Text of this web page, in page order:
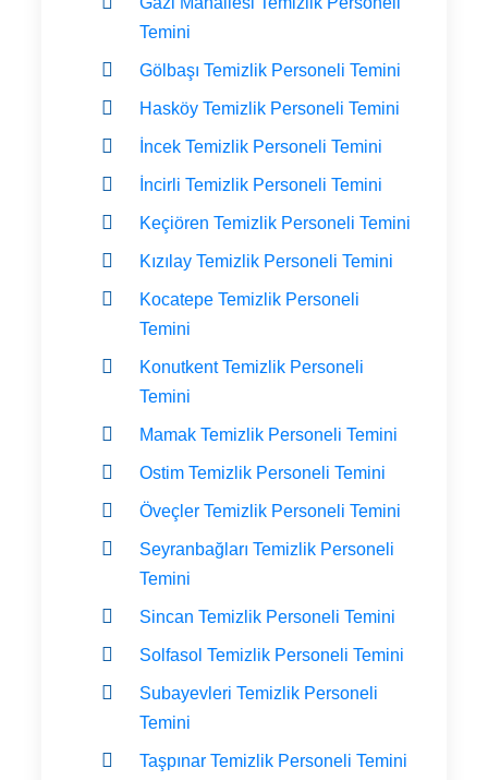
Temini
Gölbaşı Temizlik Personeli Temini
Hasköy Temizlik Personeli Temini
İncek Temizlik Personeli Temini
İncirli Temizlik Personeli Temini
Keçiören Temizlik Personeli Temini
Kızılay Temizlik Personeli Temini
Kocatepe Temizlik Personeli
Temini
Konutkent Temizlik Personeli
Temini
Mamak Temizlik Personeli Temini
Ostim Temizlik Personeli Temini
Öveçler Temizlik Personeli Temini
Seyranbağları Temizlik Personeli
Temini
Sincan Temizlik Personeli Temini
Solfasol Temizlik Personeli Temini
Subayevleri Temizlik Personeli
Temini
Taşpınar Temizlik Personeli Temini